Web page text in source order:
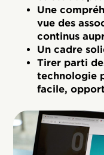
Une
vue des
continus
Un cadre
Tirer parti
technologie
facile,